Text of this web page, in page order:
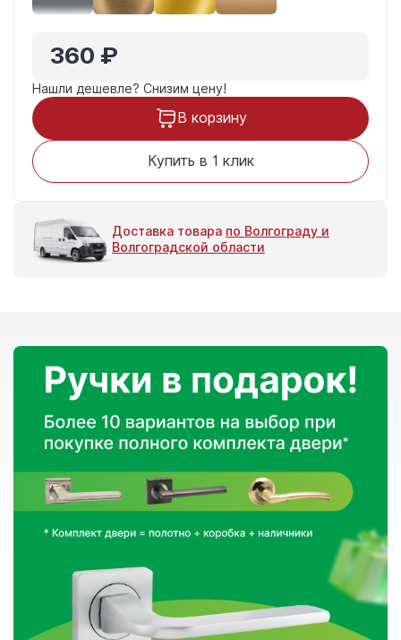
360 ₽
Нашли дешевле? Снизим цену!
В корзину
Купить в 1 клик
Доставка товара по Волгограду и
Волгоградской области